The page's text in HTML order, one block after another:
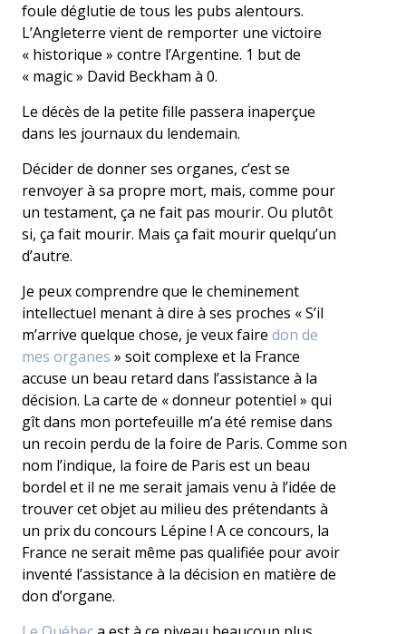
foule déglutie de tous les pubs alentours.
L’Angleterre vient de remporter une victoire
« historique » contre l’Argentine. 1 but de
« magic » David Beckham à 0.
Le décès de la petite fille passera inaperçue
dans les journaux du lendemain.
Décider de donner ses organes, c’est se
renvoyer à sa propre mort, mais, comme pour
un testament, ça ne fait pas mourir. Ou plutôt
si, ça fait mourir. Mais ça fait mourir quelqu’un
d’autre.
Je peux comprendre que le cheminement
intellectuel menant à dire à ses proches « S’il
m’arrive quelque chose, je veux faire don de
mes organes » soit complexe et la France
accuse un beau retard dans l’assistance à la
décision. La carte de « donneur potentiel » qui
gît dans mon portefeuille m’a été remise dans
un recoin perdu de la foire de Paris. Comme son
nom l’indique, la foire de Paris est un beau
bordel et il ne me serait jamais venu à l’idée de
trouver cet objet au milieu des prétendants à
un prix du concours Lépine ! A ce concours, la
France ne serait même pas qualifiée pour avoir
inventé l’assistance à la décision en matière de
don d’organe.